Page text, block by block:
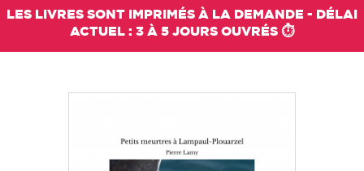
LES LIVRES SONT IMPRIMÉS À LA DEMANDE - DÉLAI
ACTUEL : 3 À 5 JOURS OUVRÉS ⏱️